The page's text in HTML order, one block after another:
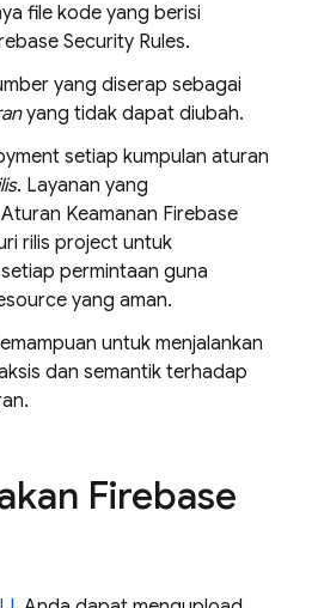
file kode yang berisi
Security Rules.
yang diserap sebagai
yang tidak dapat diubah.
setiap kumpulan aturan
. Layanan yang
Keamanan Firebase
rilis project untuk
permintaan guna
yang aman.
untuk menjalankan
dan semantik terhadap
Firebase